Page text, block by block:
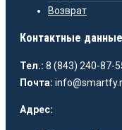
Возврат
Контактные данные
Тел.: 8 (843) 240-87-
Почта:
Адрес: